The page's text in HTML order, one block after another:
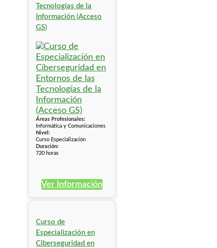
Tecnologías de la
Información (Acceso
GS)
Áreas Profesionales:
Informática y Comunicaciones
Nivel:
Curso Especialización
Duración:
720 horas
Ver Información
Curso de
Especialización en
Ciberseguridad en